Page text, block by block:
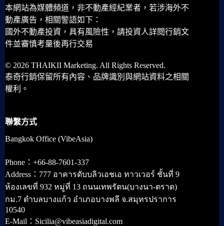
本網站為媒體頻道，非不動產經紀業者，若涉海外不
動產廣告，相關警語如下：
國外不動產投資，具有風險性，請投資人詳閱行銷文
件並審慎考量後再行交易
© 2026 THAIKII Marketing. All Rights Reserved.
泰奇行銷保留所有內容、品牌識別與網站資料之相關
權利。
聯繫方式
Bangkok Office (VibeAsia)
Phone：+66-88-7601-337
Address：777 อาคารดับบลิวเอชเอ ทาวเวอร์ ชั้นที่ 9
ห้องเลขที่ 932 หมู่ที่ 13 ถนนเทพรัตน(บางนา-ตราด)
กม.7 ตำบลบางแก้ว อำเภอบางพลี จ.สมุทรปราการ
10540
E-Mail：Sicilia@vibeasiadigital.com